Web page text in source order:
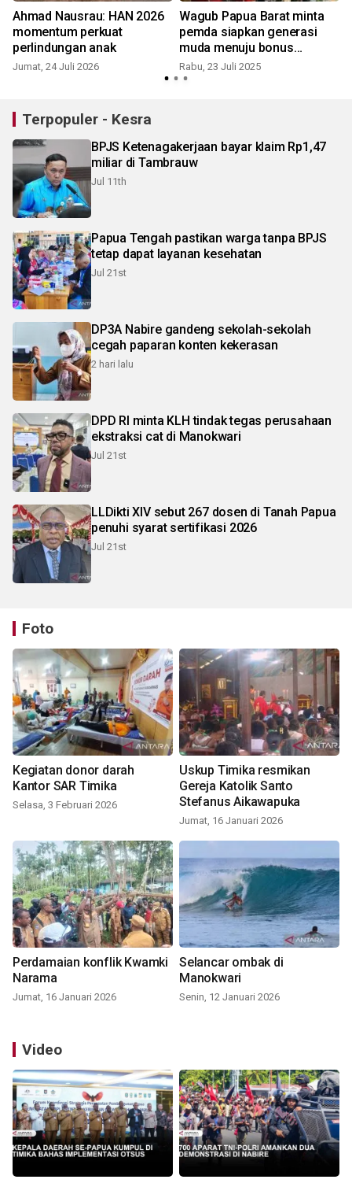
Ahmad Nausrau: HAN 2026
momentum perkuat
perlindungan anak
Jumat, 24 Juli 2026
Wagub Papua Barat minta
pemda siapkan generasi
muda menuju bonus
demografi
Rabu, 23 Juli 2025
Terpopuler - Kesra
BPJS Ketenagakerjaan bayar klaim Rp1,47
miliar di Tambrauw
Jul 11th
Papua Tengah pastikan warga tanpa BPJS
tetap dapat layanan kesehatan
Jul 21st
DP3A Nabire gandeng sekolah-sekolah
cegah paparan konten kekerasan
2 hari lalu
DPD RI minta KLH tindak tegas perusahaan
ekstraksi cat di Manokwari
Jul 21st
LLDikti XIV sebut 267 dosen di Tanah Papua
penuhi syarat sertifikasi 2026
Jul 21st
Foto
Kegiatan donor darah
Kantor SAR Timika
Selasa, 3 Februari 2026
Uskup Timika resmikan
Gereja Katolik Santo
Stefanus Aikawapuka
Jumat, 16 Januari 2026
Perdamaian konflik Kwamki
Narama
Jumat, 16 Januari 2026
Selancar ombak di
Manokwari
Senin, 12 Januari 2026
Video